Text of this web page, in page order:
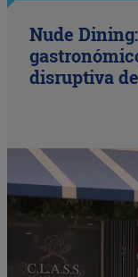
Nude
disruptiva